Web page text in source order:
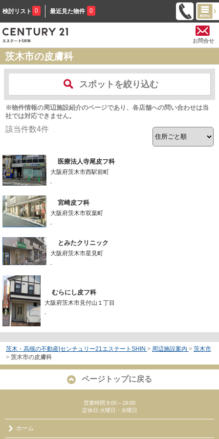
検討リスト 0 最近見た物件 0
お問合せ
茨木市の皮膚科
スポットを絞り込む
※物件情報の周辺施設紹介のページであり、各店舗への問い合わせは当
社では対応できません。
該当件数4件
医療法人寺尾皮フ科
大阪府茨木市西駅前町
-
宮崎皮フ科
大阪府茨木市双葉町
-
とみたクリニック
大阪府茨木市星見町
-
むらにし皮フ科
大阪府茨木市見付山１丁目
-
茨木・高槻の不動産|センチュリー21エステートSHIN > 周辺施設案内 > 茨木市
> 茨木市の皮膚科
ページトップに戻る
営業時間:9:00～18:00
定休日:火曜日・水曜日
ホーム